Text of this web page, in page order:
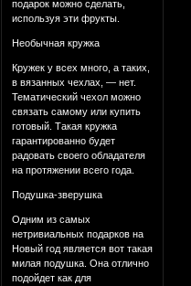
подарок можно сделать,
используя эти фрукты.
Необычная кружка
Кружек у всех много, а таких,
в вязанных чехлах, — нет.
Тематический чехол можно
связать самому или купить
готовый. Такая кружка
гарантированно будет
радовать своего обладателя
на протяжении всего года.
Подушка-зверушка
Одним из самых
нетривиальных подарков на
Новый год является вот такая
милая подушка. Она отлично
подойдет как для